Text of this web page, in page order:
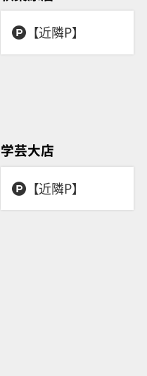
【近隣P】
学芸大店
【近隣P】